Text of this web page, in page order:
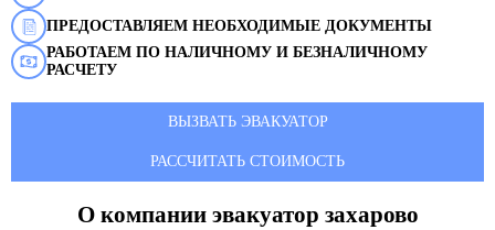
ПРЕДОСТАВЛЯЕМ НЕОБХОДИМЫЕ ДОКУМЕНТЫ
РАБОТАЕМ ПО НАЛИЧНОМУ И БЕЗНАЛИЧНОМУ
РАСЧЕТУ
ВЫЗВАТЬ ЭВАКУАТОР
РАССЧИТАТЬ СТОИМОСТЬ
О компании эвакуатор захарово